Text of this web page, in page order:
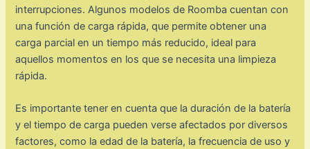
interrupciones. Algunos modelos de Roomba cuentan con
una función de carga rápida, que permite obtener una
carga parcial en un tiempo más reducido, ideal para
aquellos momentos en los que se necesita una limpieza
rápida.
Es importante tener en cuenta que la duración de la batería
y el tiempo de carga pueden verse afectados por diversos
factores, como la edad de la batería, la frecuencia de uso y